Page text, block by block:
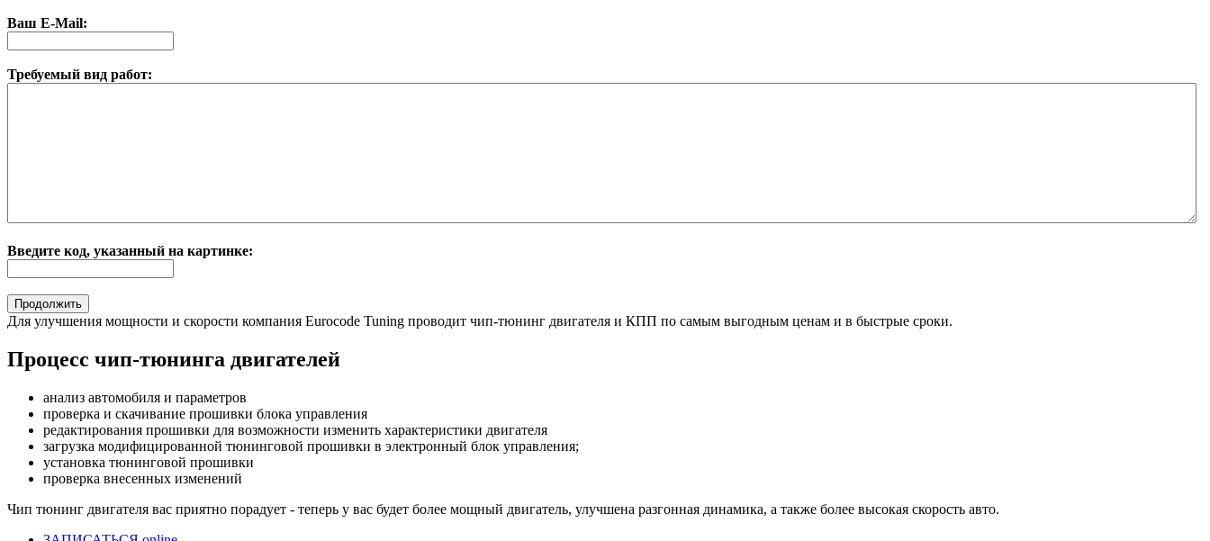
Ваш E-Mail:
Требуемый вид работ:
Введите код, указанный на картинке:
Для улучшения мощности и скорости компания Eurocode Tuning проводит чип-тюнинг двигателя и КПП по самым выгодным ценам и в быстрые сроки.
Процесс чип-тюнинга двигателей
анализ автомобиля и параметров
проверка и скачивание прошивки блока управления
редактирования прошивки для возможности изменить характеристики двигателя
загрузка модифицированной тюнинговой прошивки в электронный блок управления;
установка тюнинговой прошивки
проверка внесенных изменений
Чип тюнинг двигателя вас приятно порадует - теперь у вас будет более мощный двигатель, улучшена разгонная динамика, а также более высокая скорость авто.